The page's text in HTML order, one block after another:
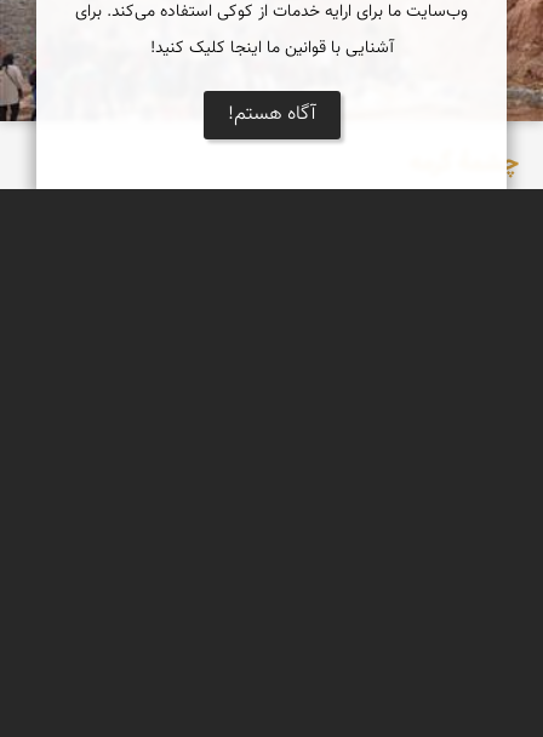
چشمۀ گرمه
وب‌سایت ما برای ارایه خدمات از کوکی استفاده می‌کند. برای
آشنایی با قوانین ما اینجا کلیک کنید!
آگاه هستم!